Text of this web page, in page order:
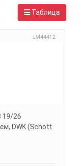
Таблица
LM44412
19/26
DWK (Schott